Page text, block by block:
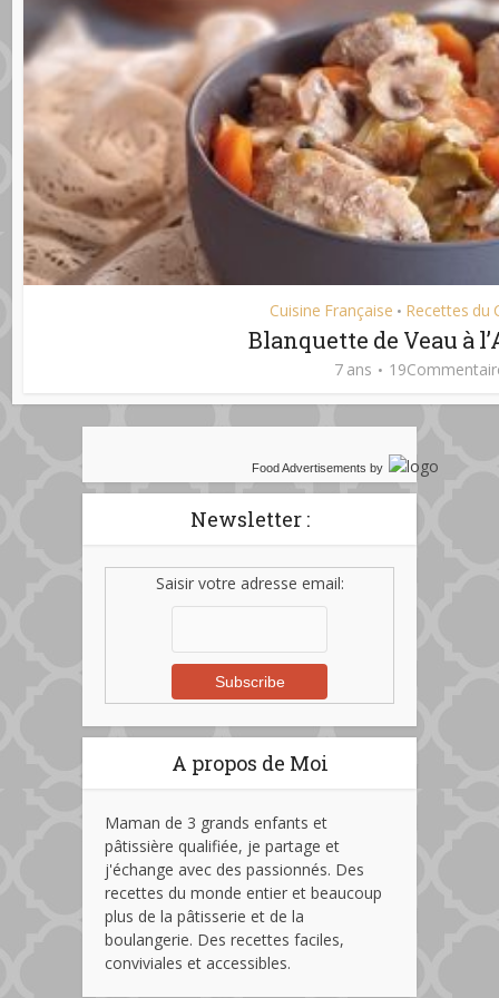
Cuisine Française • Recettes du
Blanquette de Veau à
7 ans
Food Advertisements by
Newsletter :
Saisir votre adresse email:
A propos de Moi
Maman de 3 grands enfants et
pâtissière qualifiée, je partage et
j'échange avec des passionnés. Des
recettes du monde entier et beaucoup
plus de la pâtisserie et de la
boulangerie. Des recettes faciles,
conviviales et accessibles.